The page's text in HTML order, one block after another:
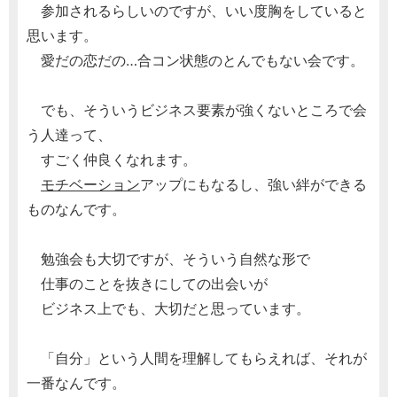
参加されるらしいのですが、いい度胸をしていると
思います。
愛だの恋だの…合コン状態のとんでもない会です。
でも、そういうビジネス要素が強くないところで会
う人達って、
すごく仲良くなれます。
モチベーションアップにもなるし、強い絆ができる
ものなんです。
勉強会も大切ですが、そういう自然な形で
仕事のことを抜きにしての出会いが
ビジネス上でも、大切だと思っています。
「自分」という人間を理解してもらえれば、それが
一番なんです。